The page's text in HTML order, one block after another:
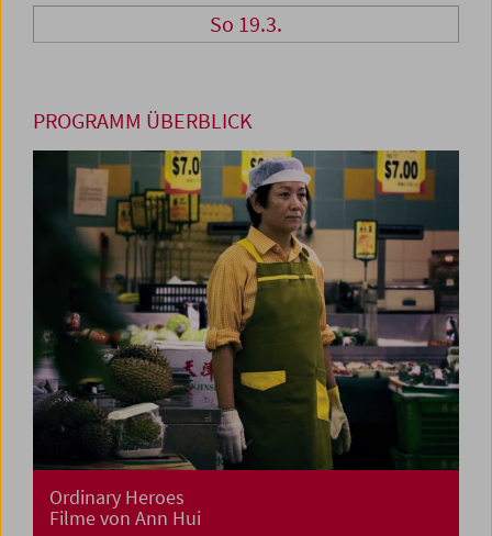
So 19.3.
PROGRAMM ÜBERBLICK
Ordinary Heroes
Filme von Ann Hui